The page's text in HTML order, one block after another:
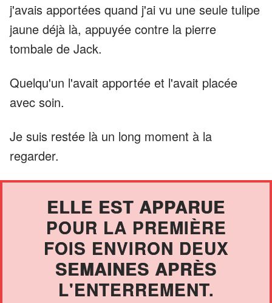
j'avais apportées quand j'ai vu une seule tulipe
jaune déjà là, appuyée contre la pierre
tombale de Jack.
Quelqu'un l'avait apportée et l'avait placée
avec soin.
Je suis restée là un long moment à la
regarder.
ELLE EST APPARUE
POUR LA PREMIÈRE
FOIS ENVIRON DEUX
SEMAINES APRÈS
L'ENTERREMENT.